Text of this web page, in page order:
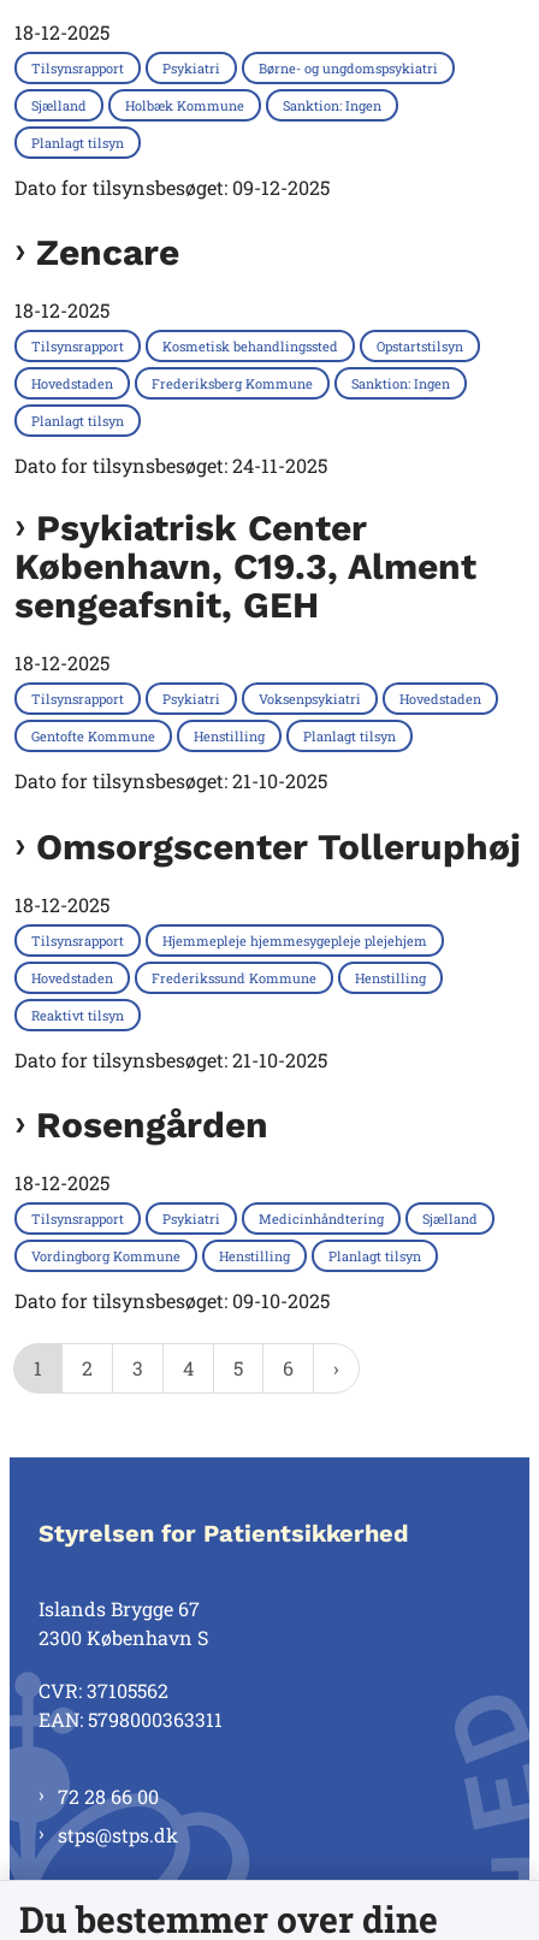
18-12-2025
Tilsynsrapport Psykiatri Børne- og ungdomspsykiatri
Sjælland Holbæk Kommune Sanktion: Ingen
Planlagt tilsyn
Dato for tilsynsbesøget: 09-12-2025
Zencare
18-12-2025
Tilsynsrapport Kosmetisk behandlingssted Opstartstilsyn
Hovedstaden Frederiksberg Kommune Sanktion: Ingen
Planlagt tilsyn
Dato for tilsynsbesøget: 24-11-2025
Psykiatrisk Center
København, C19.3, Alment
sengeafsnit, GEH
18-12-2025
Tilsynsrapport Psykiatri Voksenpsykiatri Hovedstaden
Gentofte Kommune Henstilling Planlagt tilsyn
Dato for tilsynsbesøget: 21-10-2025
Omsorgscenter Tolleruphøj
18-12-2025
Tilsynsrapport Hjemmepleje hjemmesygepleje plejehjem
Hovedstaden Frederikssund Kommune Henstilling
Reaktivt tilsyn
Dato for tilsynsbesøget: 21-10-2025
Rosengården
18-12-2025
Tilsynsrapport Psykiatri Medicinhåndtering Sjælland
Vordingborg Kommune Henstilling Planlagt tilsyn
Dato for tilsynsbesøget: 09-10-2025
1 2 3 4 5 6
Styrelsen for Patientsikkerhed
Islands Brygge 67
2300 København S
CVR: 37105562
EAN: 5798000363311
72 28 66 00
stps@stps.dk
Se alle kontaktnumre
Du bestemmer over dine